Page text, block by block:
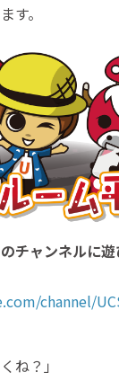
す。
チャンネルに
channel/
ね？」